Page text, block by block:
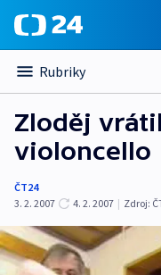
Rubriky
Zloděj
violoncello
ČT24
3. 2. 2007
4. 2. 2007 | Zdroj: